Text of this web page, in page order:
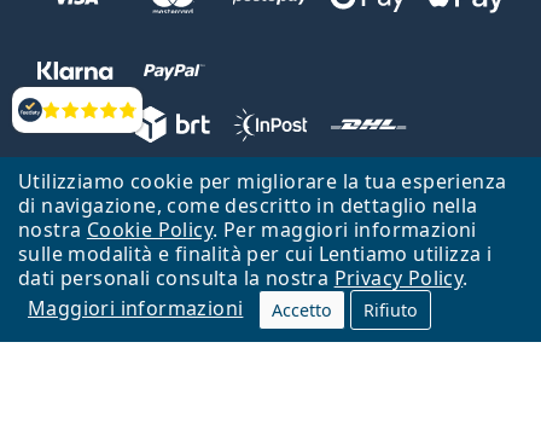
Utilizziamo cookie per migliorare la tua esperienza
di navigazione, come descritto in dettaglio nella
nostra Cookie Policy. Per maggiori informazioni
sulle modalità e finalità per cui Lentiamo utilizza i
dati personali consulta la nostra Privacy Policy.
Maggiori informazioni
Accetto Rifiuto
Valutazione
Lentiamo s.r.o., Vídeňská 12, 37833 Nová Bystřice, Repubblica Ceca.
Partita IVA: CZ26104784
Torna alla Home Page
Vai all'inizio
Il sito Lentiamo.it è proprietà di Lentiamo s.r.o., che ne detiene la
Online - per te - da 18 anni!